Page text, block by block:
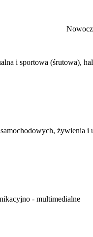
i sportowa (śrutowa),
żywienia i
- multimedialne